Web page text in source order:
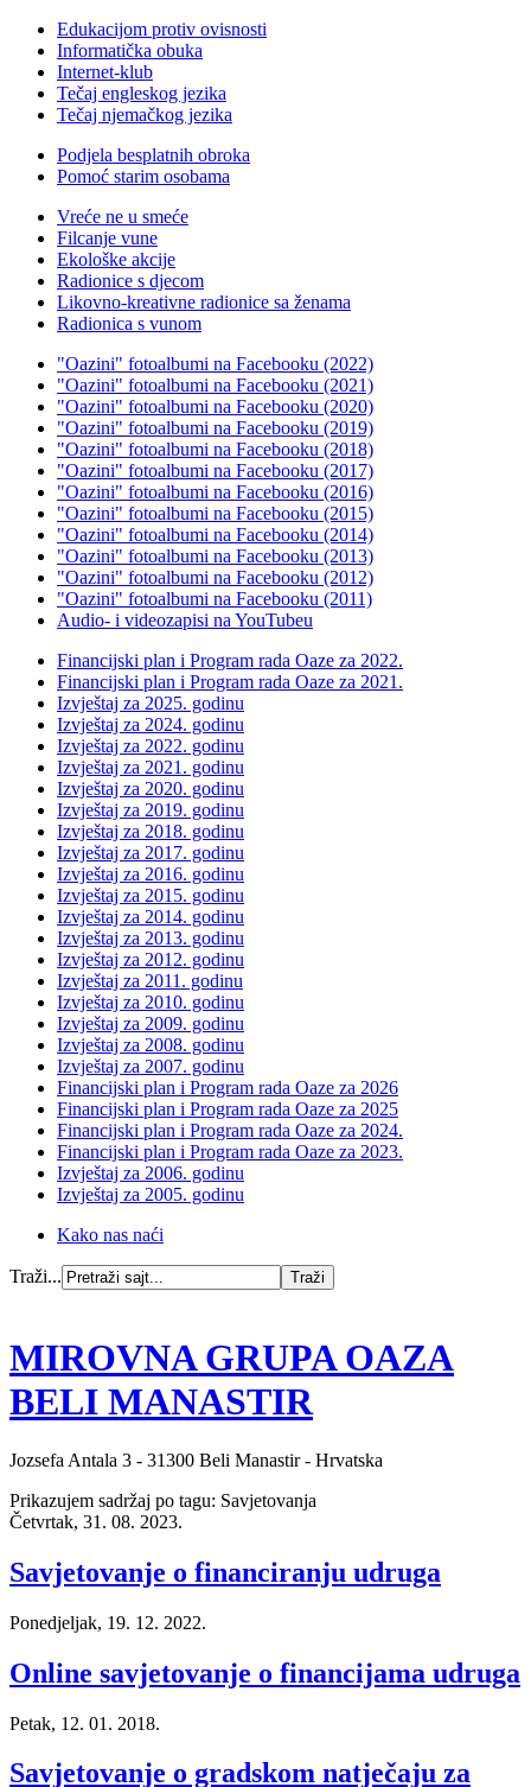
Edukacijom protiv ovisnosti
Informatička obuka
Internet-klub
Tečaj engleskog jezika
Tečaj njemačkog jezika
Podjela besplatnih obroka
Pomoć starim osobama
Vreće ne u smeće
Filcanje vune
Ekološke akcije
Radionice s djecom
Likovno-kreativne radionice sa ženama
Radionica s vunom
"Oazini" fotoalbumi na Facebooku (2022)
"Oazini" fotoalbumi na Facebooku (2021)
"Oazini" fotoalbumi na Facebooku (2020)
"Oazini" fotoalbumi na Facebooku (2019)
"Oazini" fotoalbumi na Facebooku (2018)
"Oazini" fotoalbumi na Facebooku (2017)
"Oazini" fotoalbumi na Facebooku (2016)
"Oazini" fotoalbumi na Facebooku (2015)
"Oazini" fotoalbumi na Facebooku (2014)
"Oazini" fotoalbumi na Facebooku (2013)
"Oazini" fotoalbumi na Facebooku (2012)
"Oazini" fotoalbumi na Facebooku (2011)
Audio- i videozapisi na YouTubeu
Financijski plan i Program rada Oaze za 2022.
Financijski plan i Program rada Oaze za 2021.
Izvještaj za 2025. godinu
Izvještaj za 2024. godinu
Izvještaj za 2022. godinu
Izvještaj za 2021. godinu
Izvještaj za 2020. godinu
Izvještaj za 2019. godinu
Izvještaj za 2018. godinu
Izvještaj za 2017. godinu
Izvještaj za 2016. godinu
Izvještaj za 2015. godinu
Izvještaj za 2014. godinu
Izvještaj za 2013. godinu
Izvještaj za 2012. godinu
Izvještaj za 2011. godinu
Izvještaj za 2010. godinu
Izvještaj za 2009. godinu
Izvještaj za 2008. godinu
Izvještaj za 2007. godinu
Financijski plan i Program rada Oaze za 2026
Financijski plan i Program rada Oaze za 2025
Financijski plan i Program rada Oaze za 2024.
Financijski plan i Program rada Oaze za 2023.
Izvještaj za 2006. godinu
Izvještaj za 2005. godinu
Kako nas naći
Traži...
MIROVNA GRUPA OAZA
BELI MANASTIR
Jozsefa Antala 3 - 31300 Beli Manastir - Hrvatska
Prikazujem sadržaj po tagu: Savjetovanja
Četvrtak, 31. 08. 2023.
Savjetovanje o financiranju udruga
Ponedjeljak, 19. 12. 2022.
Online savjetovanje o financijama udruga
Petak, 12. 01. 2018.
Savjetovanje o gradskom natječaju za